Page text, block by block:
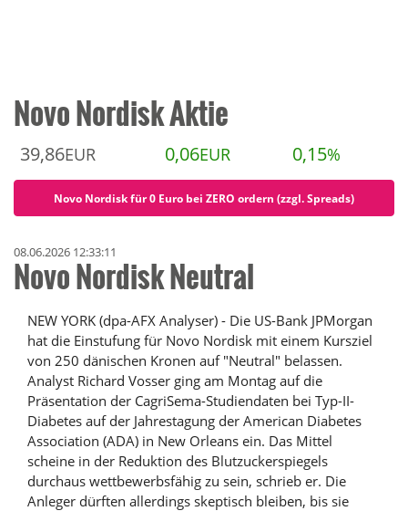
Novo Nordisk Aktie
39,86EUR 0,06EUR 0,15%
Novo Nordisk für 0 Euro bei ZERO ordern (zzgl. Spreads)
08.06.2026 12:33:11
Novo Nordisk Neutral
NEW YORK (dpa-AFX Analyser) - Die US-Bank JPMorgan
hat die Einstufung für Novo Nordisk mit einem Kursziel
von 250 dänischen Kronen auf "Neutral" belassen.
Analyst Richard Vosser ging am Montag auf die
Präsentation der CagriSema-Studiendaten bei Typ-II-
Diabetes auf der Jahrestagung der American Diabetes
Association (ADA) in New Orleans ein. Das Mittel
scheine in der Reduktion des Blutzuckerspiegels
durchaus wettbewerbsfähig zu sein, schrieb er. Die
Anleger dürften allerdings skeptisch bleiben, bis sie